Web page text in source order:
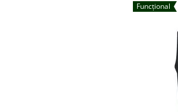
Funcțional